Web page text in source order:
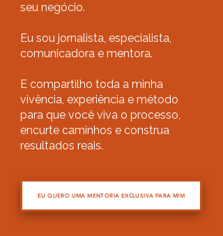
seu negócio.
Eu sou jornalista, especialista,
comunicadora e mentora.
E compartilho toda a minha
vivência, experiência e método
para que você viva o processo,
encurte caminhos e construa
resultados reais.
EU QUERO UMA MENTORIA EXCLUSIVA PARA MIM